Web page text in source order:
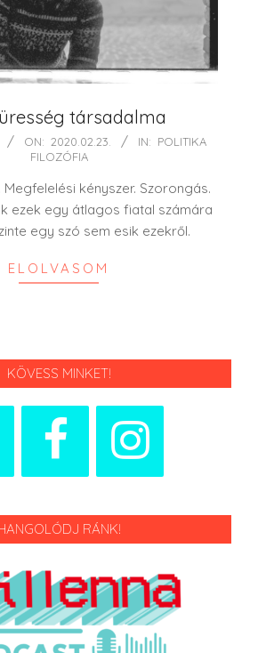
társadalma
ON: 2020.02.23. IN: POLITIKA
FILOZÓFIA
kényszer. Szorongás.
ezek egy átlagos fiatal számára
egy szó sem esik ezekről.
ELOLVASOM
KÖVESS MINKET!
RÁNK!